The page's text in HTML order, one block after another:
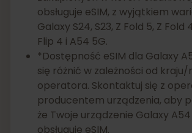
obsługuje eSIM, z wyjątkiem
Galaxy S24, S23, Z Fold 5, Z Fold
Flip 4 i A54 5G.
*Dostępność eSIM dla Galaxy
się różnić w zależności od kraju/
operatora. Skontaktuj się z
producentem urządzenia, aby
że Twoje urządzenie Galaxy
obsługuje eSIM.